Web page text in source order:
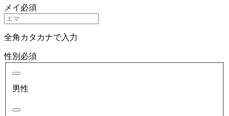
メイ 必須
全角カタカナで入力
性別 必須
男性